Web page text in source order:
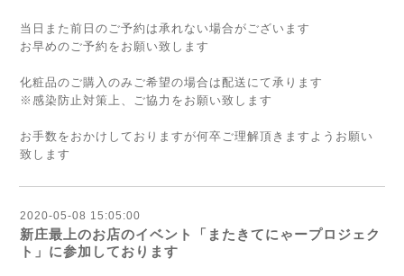
当日また前日のご予約は承れない場合がございます
お早めのご予約をお願い致します
化粧品のご購入のみご希望の場合は配送にて承ります
※感染防止対策上、ご協力をお願い致します
お手数をおかけしておりますが何卒ご理解頂きますようお願い
致します
2020-05-08 15:05:00
新庄最上のお店のイベント「またきてにゃープロジェク
ト」に参加しております